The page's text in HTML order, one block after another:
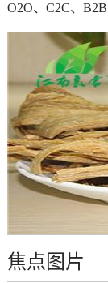
O2O、C2C、
焦点图片